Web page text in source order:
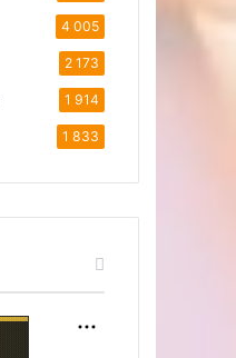
4 005
2 173
1 914
1 833